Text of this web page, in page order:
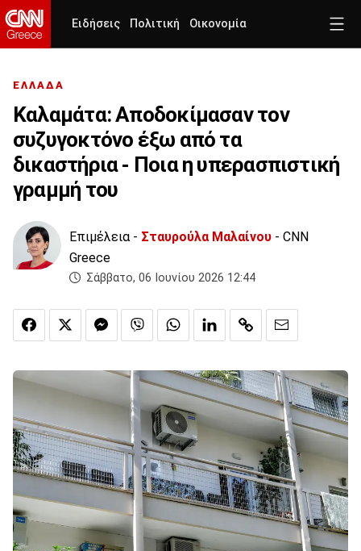
Ειδήσεις Πολιτική Οικονομία
ΕΛΛΑΔΑ
Καλαμάτα: Αποδοκίμασαν τον
συζυγοκτόνο έξω από τα
δικαστήρια - Ποια η υπερασπιστική
γραμμή του
Επιμέλεια - Σταυρούλα Μαλαίνου - CNN
Greece
Σάββατο, 06 Ιουνίου 2026 12:44